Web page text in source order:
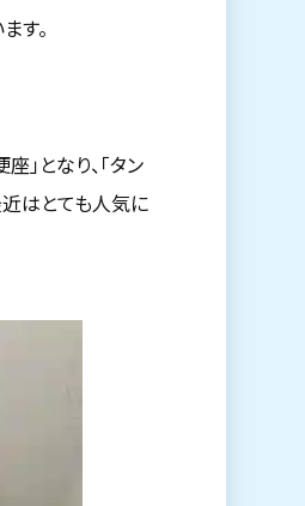
す。
」となり、「タン
近はとても人気に